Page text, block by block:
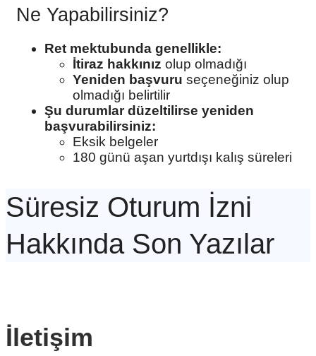
Ne Yapabilirsiniz?
Ret mektubunda genellikle:
İtiraz hakkınız olup olmadığı
Yeniden başvuru seçeneğiniz olup
olmadığı belirtilir
Şu durumlar düzeltilirse yeniden
başvurabilirsiniz:
Eksik belgeler
180 günü aşan yurtdışı kalış süreleri
Süresiz Oturum İzni
Hakkında Son Yazılar
İletişim